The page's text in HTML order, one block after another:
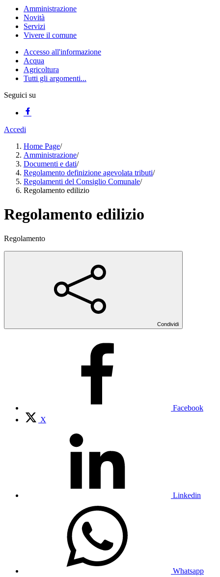
Amministrazione
Novità
Servizi
Vivere il comune
Accesso all'informazione
Acqua
Agricoltura
Tutti gli argomenti...
Seguici su
Accedi
Home Page/
Amministrazione/
Documenti e dati/
Regolamento definizione agevolata tributi/
Regolamenti del Consiglio Comunale/
Regolamento edilizio
Regolamento edilizio
Regolamento
Condividi
Facebook
X
Linkedin
Whatsapp